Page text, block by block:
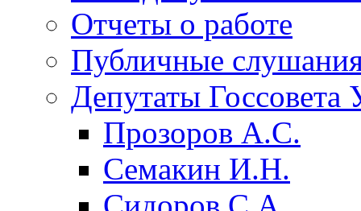
Отчеты о работе
Публичные
Депутаты
Прозоров А.С.
Семакин И.Н.